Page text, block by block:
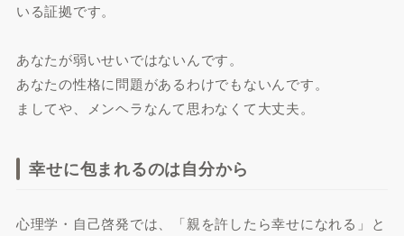
いる証拠です。
あなたが弱いせいではないんです。
あなたの性格に問題があるわけでもないんです。
ましてや、メンヘラなんて思わなくて大丈夫。
幸せに包まれるのは自分から
心理学・自己啓発では、「親を許したら幸せになれる」と